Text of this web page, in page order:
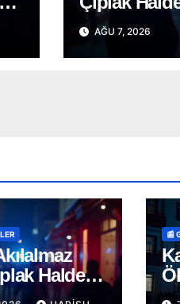
Terör Estirdi!
AĞU 7, 2026
Halde
Şahıs
📰